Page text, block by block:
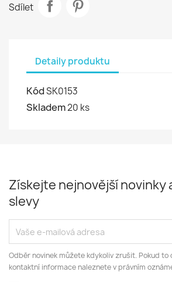
Sdílet
Detaily produktu
KódSK0153
Skladem20 ks
Získejte nejnovější novinky
slevy
Odběr novinek můžete kdykoliv zrušit. Pokud
kontaktní informace naleznete v právním